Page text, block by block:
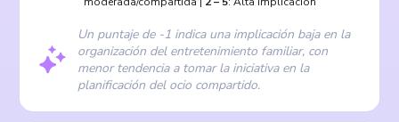
Un puntaje de -1 indica una implicación baja en la
organización del entretenimiento familiar, con
menor tendencia a tomar la iniciativa en la
planificación del ocio compartido.